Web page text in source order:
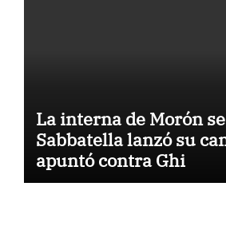
La interna de Morón
Sabbatella lanzó su
apuntó contra Ghi